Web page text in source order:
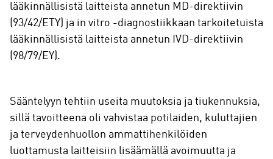
lääkinnällisistä laitteista annetun MD-direktiivin
(93/42/ETY) ja in vitro -diagnostiikkaan tarkoitetuista
lääkinnällisistä laitteista annetun IVD-direktiivin
(98/79/EY).
Sääntelyyn tehtiin useita muutoksia ja tiukennuksia,
sillä tavoitteena oli vahvistaa potilaiden, kuluttajien
ja terveydenhuollon ammattihenkilöiden
luottamusta laitteisiin lisäämällä avoimuutta ja